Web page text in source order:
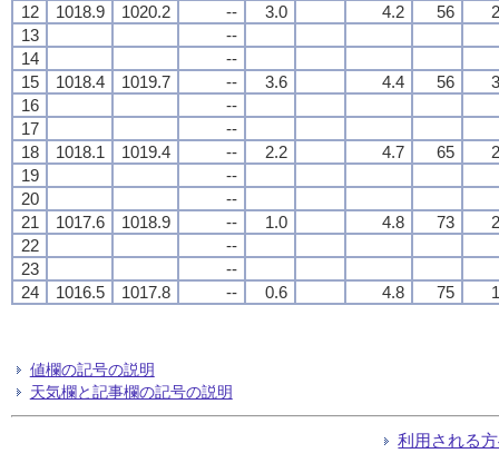
12
1018.9 1020.2 -- 3.0 4.2 56
13
--
14
--
15
1018.4 1019.7 -- 3.6 4.4 56
16
--
17
--
18
1018.1 1019.4 -- 2.2 4.7 65
19
--
20
--
21
1017.6 1018.9 -- 1.0 4.8 73
22
--
23
--
24
1016.5 1017.8 -- 0.6 4.8 75
値欄の記号の説明
天気欄と記事欄の記号の説明
利用される